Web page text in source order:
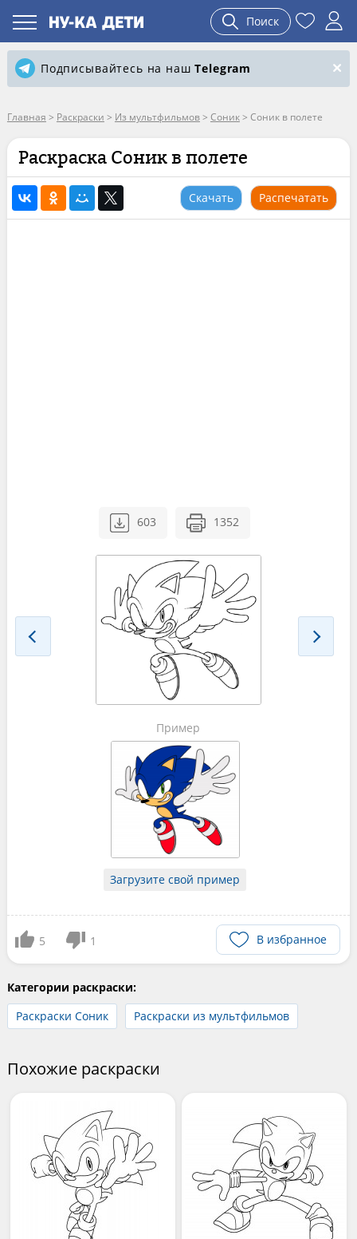
Поиск
Подписывайтесь на нашTelegram
Главная > Раскраски > Из мультфильмов> Соник> Соник в полете
Раскраска Соник в полете
Скачать Распечатать
603 1352
Пример
Загрузите свой пример
5 1 В избранное
Категории раскраски:
Раскраски Соник
Раскраски из мультфильмов
Похожие раскраски